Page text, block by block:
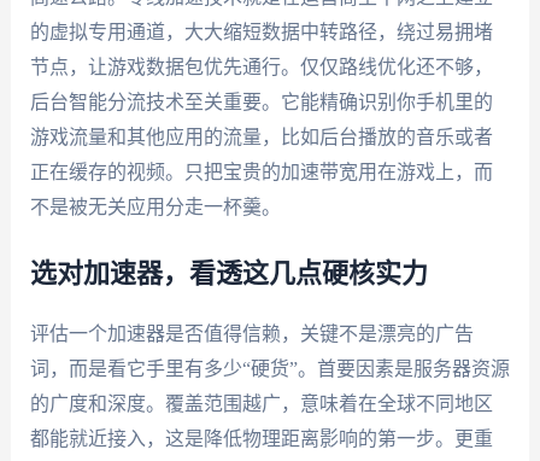
的虚拟专用通道，大大缩短数据中转路径，绕过易拥堵
节点，让游戏数据包优先通行。仅仅路线优化还不够，
后台智能分流技术至关重要。它能精确识别你手机里的
游戏流量和其他应用的流量，比如后台播放的音乐或者
正在缓存的视频。只把宝贵的加速带宽用在游戏上，而
不是被无关应用分走一杯羹。
选对加速器，看透这几点硬核实力
评估一个加速器是否值得信赖，关键不是漂亮的广告
词，而是看它手里有多少“硬货”。首要因素是服务器资源
的广度和深度。覆盖范围越广，意味着在全球不同地区
都能就近接入，这是降低物理距离影响的第一步。更重